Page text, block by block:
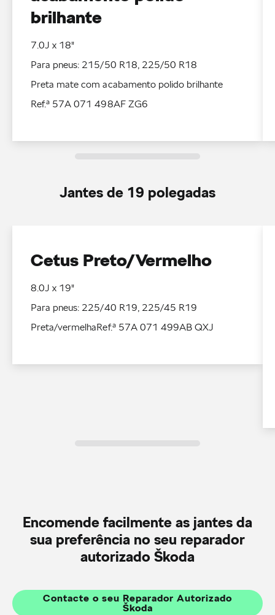
brilhante
7.0J x 18"
Para pneus: 215/50 R18, 225/50 R18
Preta mate com acabamento polido brilhante
Ref.ª 57A 071 498AF ZG6
Jantes de 19 polegadas
Cetus Preto/Vermelho
8.0J x 19"
Para pneus: 225/40 R19, 225/45 R19
Preta/vermelhaRef.ª 57A 071 499AB QXJ
Encomende facilmente as jantes da
sua preferência no seu reparador
autorizado Škoda
Contacte o seu Reparador Autorizado
Škoda